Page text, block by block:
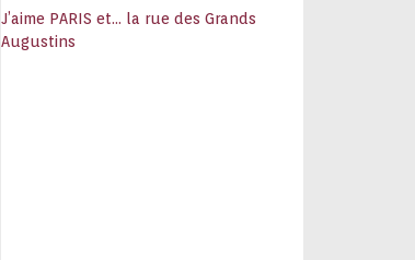
J’aime PARIS et… la rue des Grands
Augustins